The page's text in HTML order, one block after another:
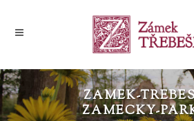
ZAMEK-
ZAMECKY-